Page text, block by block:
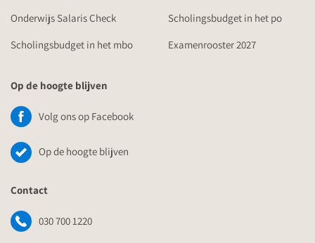
Onderwijs Salaris Check
Scholingsbudget in het po
Scholingsbudget in het mbo
Examenrooster 2027
Op de hoogte blijven
Volg ons op Facebook
Op de hoogte blijven
Contact
030 700 1220